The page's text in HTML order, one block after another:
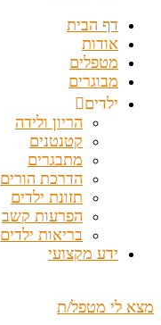
דף הבית
אודות
מטפלים
מבוגרים
ילדים
הריון ולידה
קטנטנים
מתבגרים
הדרכת הורים
תזונת ילדים
הפרעות קשב
בריאות ילדים
ידע מקצועי
מצא לי מטפל/ת